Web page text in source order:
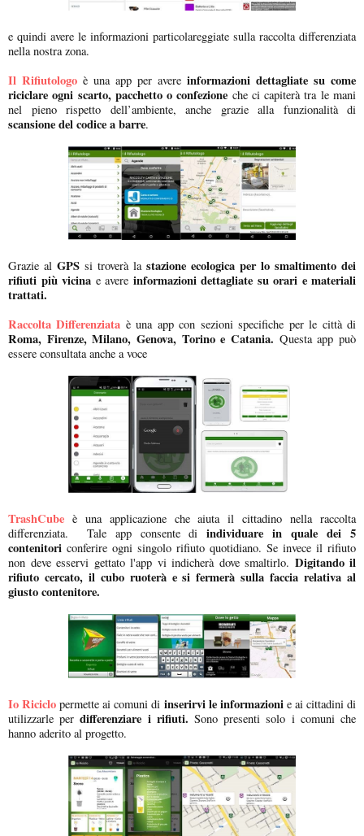
e quindi avere le informazioni particolareggiate sulla raccolta differenziata
nella nostra zona.
Il Rifiutologo è una app per avere informazioni dettagliate su come
riciclare ogni scarto, pacchetto o confezione che ci capiterà tra le mani
nel pieno rispetto dell’ambiente, anche grazie alla funzionalità di
scansione del codice a barre.
Grazie al GPS si troverà la stazione ecologica per lo smaltimento dei
rifiuti più vicina e avere informazioni dettagliate su orari e materiali
trattati.
Raccolta Differenziata è una app con sezioni specifiche per le città di
Roma, Firenze, Milano, Genova, Torino e Catania. Questa app può
essere consultata anche a voce
TrashCube è una applicazione che aiuta il cittadino nella raccolta
differenziata. Tale app consente diindividuare in quale dei 5
contenitori conferire ogni singolo rifiuto quotidiano. Se invece il rifiuto
non deve esservi gettato l'app vi indicherà dove smaltirlo. Digitando il
rifiuto cercato, il cubo ruoterà e si fermerà sulla faccia relativa al
giusto contenitore.
Io Riciclo permette ai comuni di inserirvi le informazionie ai cittadini di
utilizzarle perdifferenziare i rifiuti. Sono presenti solo i comuni che
hanno aderito al progetto.